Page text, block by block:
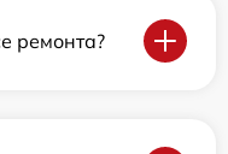
ремонта?